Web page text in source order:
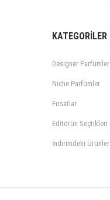
KATEGORİLER
Designer Parfümler
Niche Parfümler
Fırsatlar
Editörün Seçtikleri
İndirimdeki Ürünler